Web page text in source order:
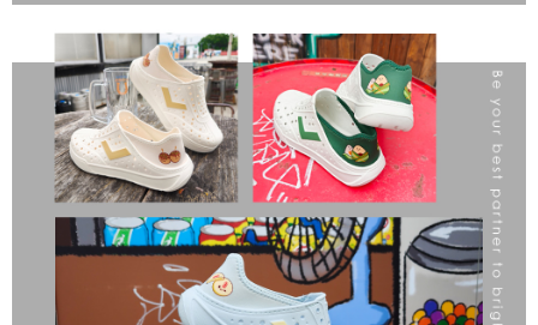
４．使用「AFTEE先享後付」時，將依據個別帳號之用戶狀況，依本公司即
時審查核予不同之上限額度；若仍有額度不足之情形，本公司將視審查結果
請求用戶進行身份認證。
５．嚴禁一人註冊多個帳號或使用他人資訊註冊。若發現惡意使用之情形，
恩沛科技股份有限公司將有權停止該用戶之使用額度並採取法律行動。